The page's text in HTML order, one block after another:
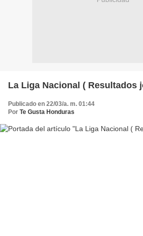
La Liga Nacional ( Resultados
Publicado en 22/03/a. m. 01:44
Por Te Gusta Honduras